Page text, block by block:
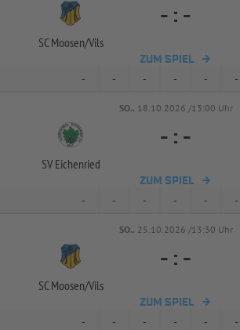
SC Moosen/Vils
- : -
ZUM SPIEL
- - - - - -
SO.. 18.10.2026 /13:00 Uhr
SV Eichenried
- : -
ZUM SPIEL
- - - - - -
SO.. 25.10.2026 /13:30 Uhr
SC Moosen/Vils
- : -
ZUM SPIEL
- - - - - -